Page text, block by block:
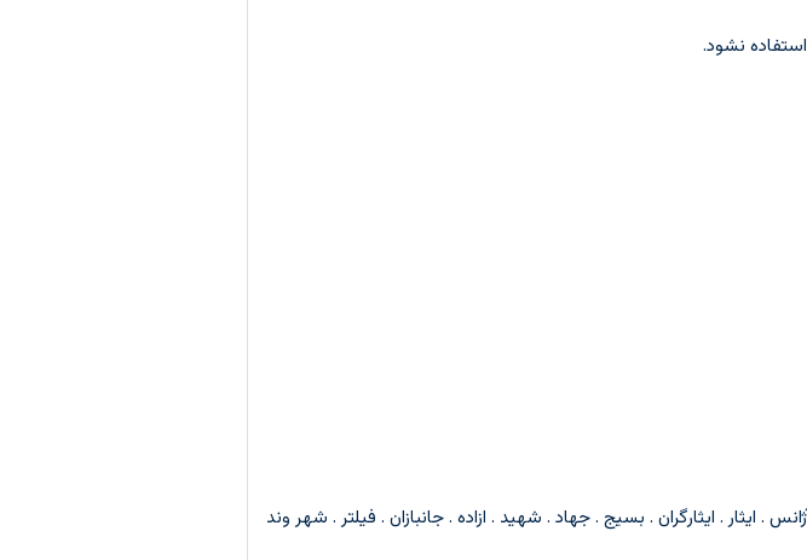
. ایثارگران . بسیج . جهاد . شهید . ازاده . جانبازان . فیلتر . شهر وند